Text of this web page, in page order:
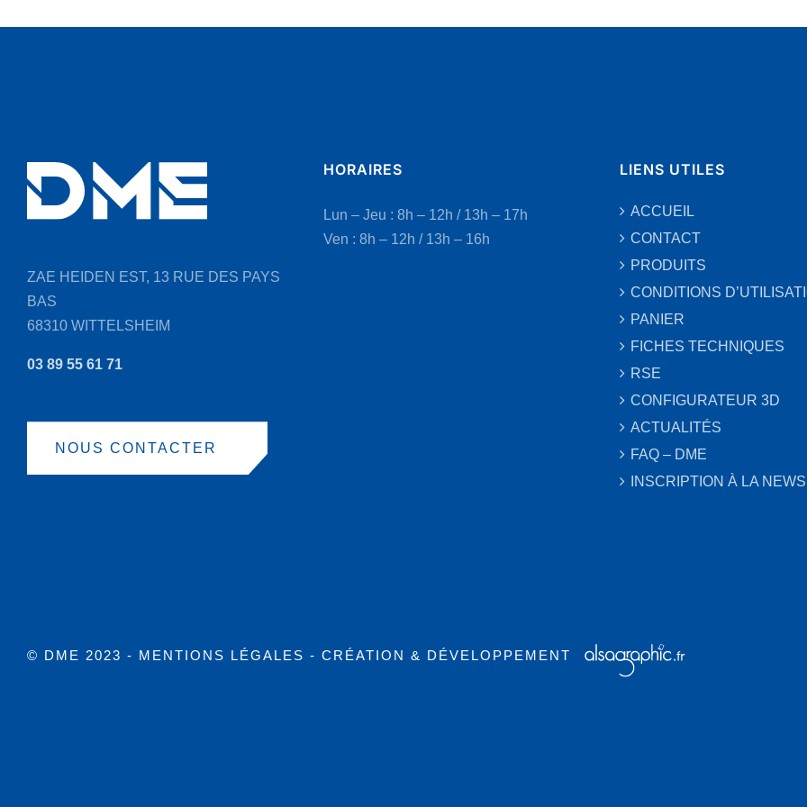
variations.
sur
produit
ZAE HEIDEN EST, 13 RUE DES PAYS
BAS
68310 WITTELSHEIM
03 89 55 61 71
NOUS CONTACTER
HORAIRES
Lun – Jeu : 8h – 12h / 13h – 17h
Ven : 8h – 12h / 13h – 16h
LIENS UTILES
ACCUEIL
CONTACT
PRODUITS
CONDITIONS
PANIER
FICHES TECHNIQUES
RSE
CONFIGURATEUR 3D
ACTUALITÉS
FAQ – DME
INSCRIPTION À LA
© DME 2023 - MENTIONS LÉGALES - CRÉATION & DÉVELOPPEMENT